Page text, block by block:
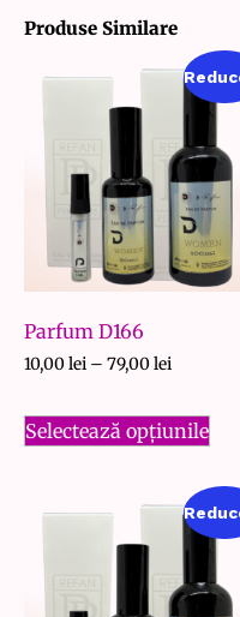
Produse Similare
Parfum D166
10,00lei – 79,00lei
Selectează opțiunile